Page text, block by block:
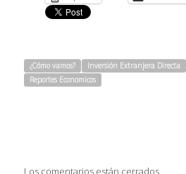
¿Cómo vamos? Inversión Extranjera Directa
Reportes Economicos
Los comentarios están cerrados.